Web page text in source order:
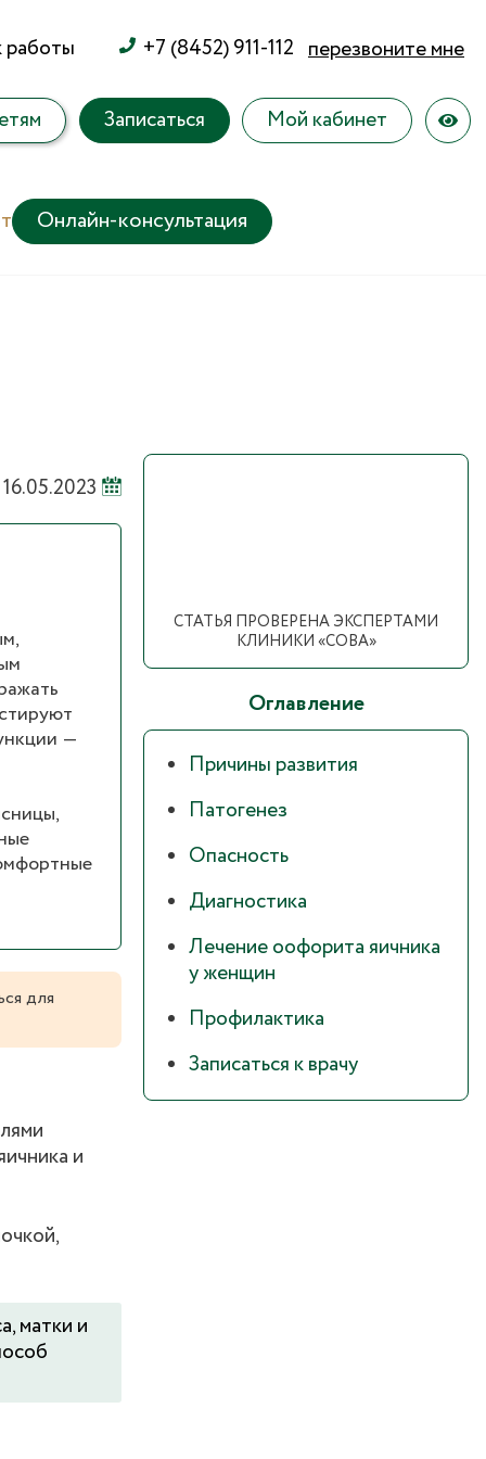
работы +7 (8452) 911-112 перезвоните мне
Записаться Мой кабинет
Онлайн-консультация
―
для
и
матки и
СТАТЬЯ ПРОВЕРЕНА ЭКСПЕРТАМИ
КЛИНИКИ «СОВА»
Оглавление
Причины развития
Патогенез
Опасность
Диагностика
Лечение оофорита яичника
у женщин
Профилактика
Записаться к врачу